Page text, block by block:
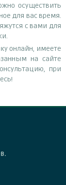
осуществить
для вас время.
с вами для
онлайн, имеете
на сайте
при